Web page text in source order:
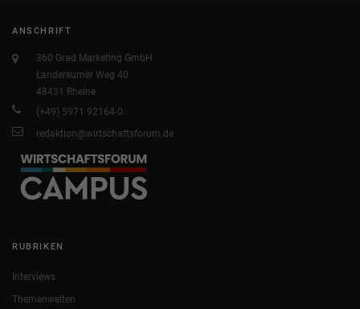
ANSCHRIFT
360 Grad Marketing GmbH
Landersumer Weg 40
48431 Rheine
(+49) 5971 92164-0
redaktion@wirtschaftsforum.de
RUBRIKEN
Interviews
Themenwelten